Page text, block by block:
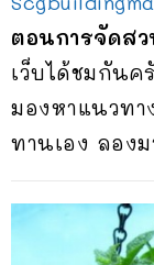
ตอนการจัดส
เว็บได้ชมกันค
มองหาแนวทา
ทานเอง ลอง